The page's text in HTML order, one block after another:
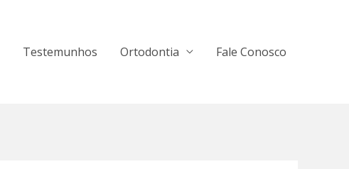
Testemunhos Ortodontia Fale Conosco